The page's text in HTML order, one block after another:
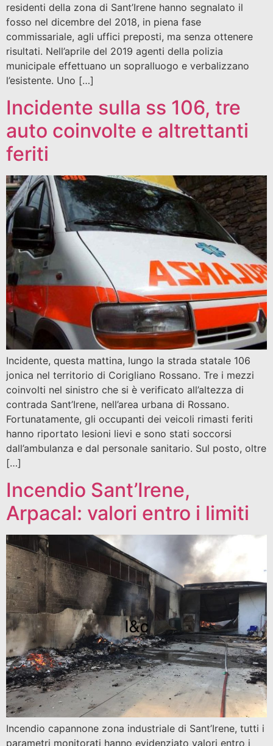
residenti della zona di Sant’Irene hanno segnalato il
fosso nel dicembre del 2018, in piena fase
commissariale, agli uffici preposti, ma senza ottenere
risultati. Nell’aprile del 2019 agenti della polizia
municipale effettuano un sopralluogo e verbalizzano
l’esistente. Uno […]
Incidente sulla ss 106, tre
auto coinvolte e altrettanti
feriti
Incidente, questa mattina, lungo la strada statale 106
jonica nel territorio di Corigliano Rossano. Tre i mezzi
coinvolti nel sinistro che si è verificato all’altezza di
contrada Sant’Irene, nell’area urbana di Rossano.
Fortunatamente, gli occupanti dei veicoli rimasti feriti
hanno riportato lesioni lievi e sono stati soccorsi
dall’ambulanza e dal personale sanitario. Sul posto, oltre
[…]
Incendio Sant’Irene,
Arpacal: valori entro i limiti
Incendio capannone zona industriale di Sant’Irene, tutti i
parametri monitorati hanno evidenziato valori entro i